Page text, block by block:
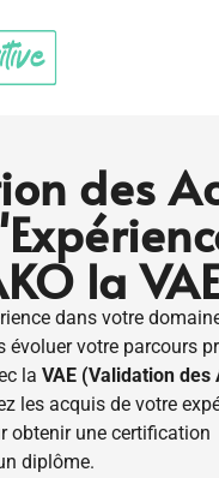
des
la
dans votre
évoluer votre parcours
la VAE (Validation des
les acquis de votre
obtenir une certification
diplôme.